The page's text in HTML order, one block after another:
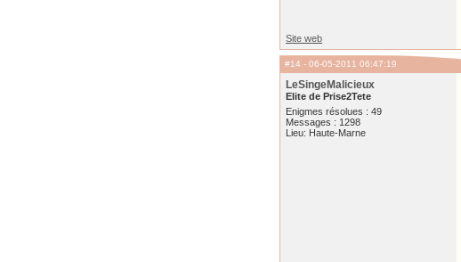
Site web
#14 - 06-05-2011 06:47:19
LeSingeMalicieux
Elite de Prise2Tete
Enigmes résolues : 49
Messages : 1298
Lieu: Haute-Marne